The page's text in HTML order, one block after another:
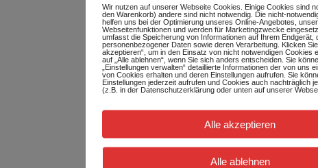
Wir nutzen auf unserer Webseite Cookies. Einige Cookies sind
den Warenkorb) andere sind nicht notwendig. Die nicht-
helfen uns bei der Optimierung unseres Online-Angebotes,
Webseitenfunktionen und werden für Marketingzwecke
umfasst die Speicherung von Informationen auf Ihrem Endgerät,
personenbezogener Daten sowie deren Verarbeitung. Klicken Sie
akzeptieren“, um in den Einsatz von nicht notwendigen Cookies
auf „Alle ablehnen“, wenn Sie sich anders entscheiden. Sie
„Einstellungen verwalten“ detaillierte Informationen der von uns
von Cookies erhalten und deren Einstellungen aufrufen. Sie
Einstellungen jederzeit aufrufen und Cookies auch nachträglich
(z.B. in der Datenschutzerklärung oder unten auf unserer
Alle akzeptieren
Alle ablehnen